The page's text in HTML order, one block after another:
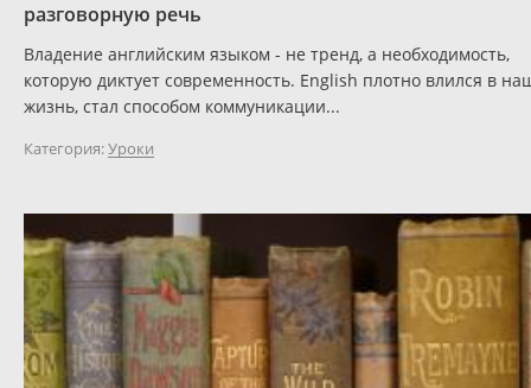
разговорную речь
Владение английским языком - не тренд, а необходимость,
которую диктует современность. English плотно влился в
жизнь, стал способом коммуникации...
Категория:Уроки